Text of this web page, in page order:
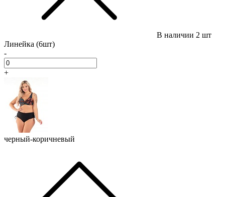
В наличии 2 шт
Линейка (6шт)
-
+
черный-коричневый